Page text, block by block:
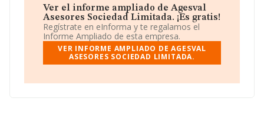
La sociedad está registrada como Sociedad Limitada.
Su CNAE corresponde a 6920 con código 'Actividades
de contabilidad, teneduría de libros, auditoría y asesoría
fiscal'. La compañía no tiene actividad en mercados
exteriores.
La sociedad españolaAgesval Asesores Sociedad
José Carsi núm. 51 Bj Iz, (46100), Burjassot, en Valencia,
Ver el informe ampliado de Agesval
Asesores Sociedad Limitada. ¡Es gratis!
Regístrate en eInforma y te regalamos el
Informe Ampliado de esta empresa.
VER INFORME AMPLIADO DE AGESVAL
ASESORES SOCIEDAD LIMITADA.